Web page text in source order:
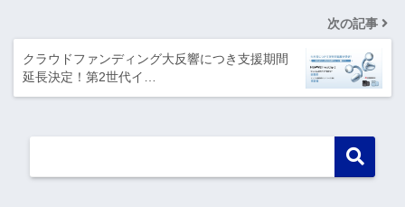
次の記事
クラウドファンディング大反響につき支援期間
延長決定！第2世代イ…